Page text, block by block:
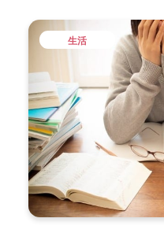
生活